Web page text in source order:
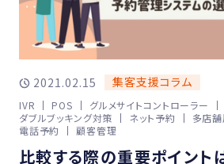
2021.02.15 集客支援コラム
IVR POS
グルメサイトコントローラー
ダブルブッキング対策
ネット予約 多店
電話予約
顧客管理
比較する際の重要ポイント